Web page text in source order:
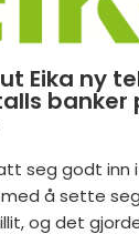
Eika ny
banker
seg godt inn
å sette
og det